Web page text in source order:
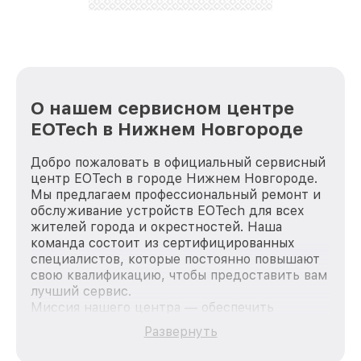
стараемся каждый день делать наш сервис еще
О нашем сервисном центре
EOTech в Нижнем Новгороде
Добро пожаловать в официальный сервисный
центр EOTech в городе Нижнем Новгороде.
Мы предлагаем профессиональный ремонт и
обслуживание устройств EOTech для всех
жителей города и окрестностей. Наша
команда состоит из сертифицированных
специалистов, которые постоянно повышают
свою квалификацию, чтобы предоставить вам
лучший сервис.
Миссия нашего центра — обеспечить
качественный и доступный ремонт для
каждого пользователя продукции EOTech, вне
Развернуть